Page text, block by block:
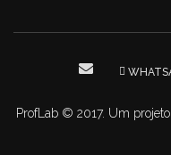
ProfLab © 2017. Um projeto